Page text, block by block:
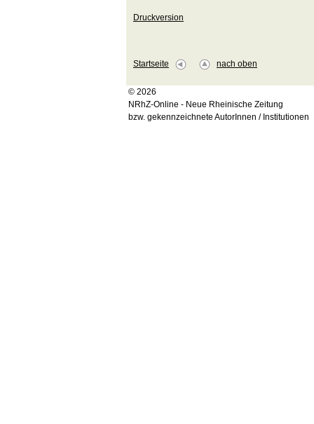
Druckversion
Startseite nach oben
© 2026
NRhZ-Online - Neue Rheinische Zeitung
bzw. gekennzeichnete AutorInnen / Institutionen